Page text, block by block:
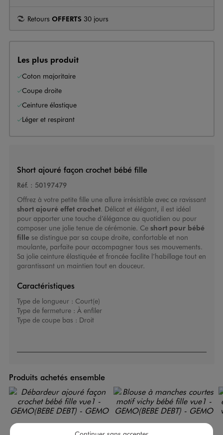
Retours OFFERTS 30 jours
Les plus produit
Coton majoritaire
Coupe droite
Ceinture élastique
Léger et respirant
Short ajouré façon crochet bébé fille
Réf. : 50197479
Offrez à votre petite fille une allure irrésistible avec ce ravissant
short ajouré effet crochet. Délicat et élégant, il est idéal
pour apporter une touche d’élégance au quotidien ou pour
composer une jolie tenue de cérémonie. Ce short pour bébé
fillese distingue par sa coupe droite, confortable et non
moulante, parfaite pour accompagner tous ses mouvements.
Sa jolie ceinture élastiquée et froncée facilite l’habillage tout en
garantissant un maintien tout en douceur.
Caractéristiques
Type de longueur : Court(e)
Type de fermeture : À enfiler
Type de coupe bas : Droit
Produits achetés ensemble